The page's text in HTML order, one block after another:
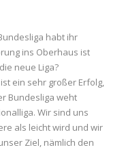
habt ihr
ins Oberhaus ist
neue Liga?​​
ein sehr großer Erfolg,
Bundesliga weht
Wir sind uns
als leicht wird und wir
Ziel, nämlich den